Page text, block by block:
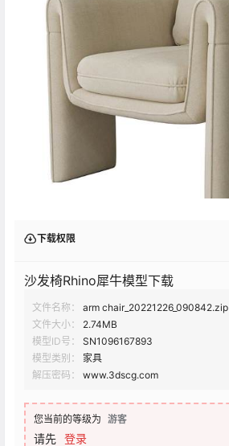
下载权限
沙发椅Rhino犀牛模型下载
文件名称：
arm chair_20221226_090842.zip
文件大小：
2.74MB
模型ID号：
SN1096167893
模型类别：
家具
解压密码：
www.3dscg.com
您当前的等级为 游客
请先 登录